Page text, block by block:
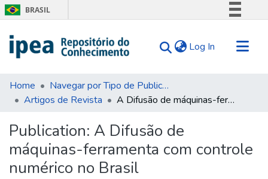
BRASIL
Comunica BR
Acesso à informação
Legislação
Log In (current)
Communities & Collections
Search for
Statistics
Tips
About Us
Home
Navegar por Tipo de Publicação
Artigos de Revista
A Difusão de máquinas-ferramenta com controle numérico no Brasil
Publication: A Difusão de
máquinas-ferramenta com controle
numérico no Brasil